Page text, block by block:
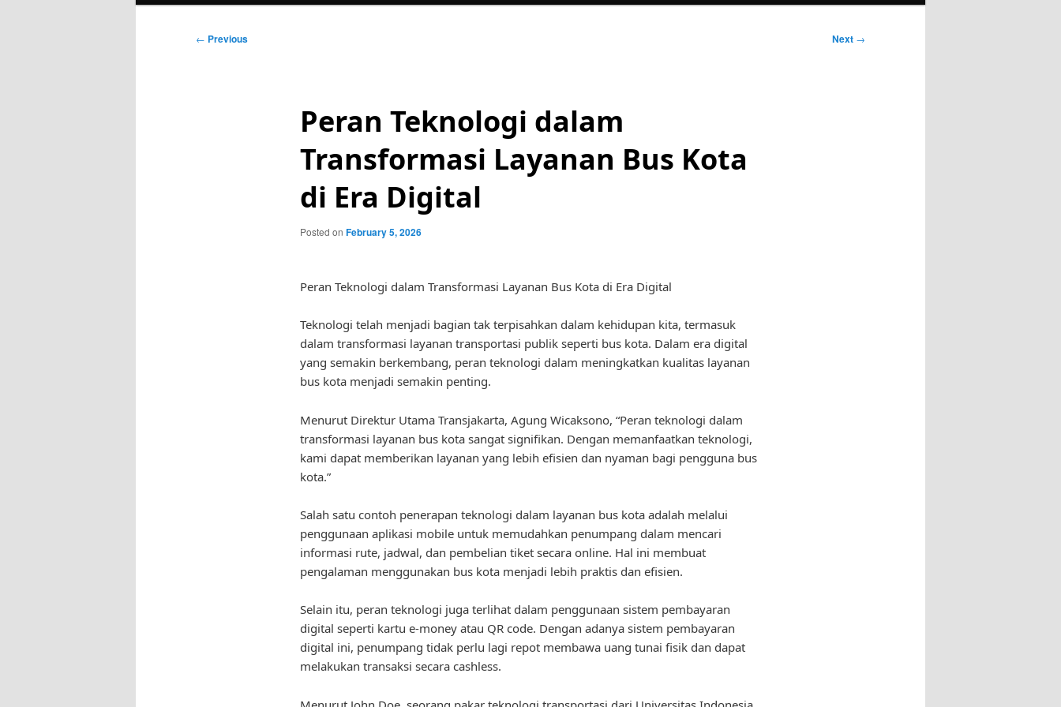
Post
← Previous Next →
Peran Teknologi dalam
Transformasi Layanan Bus Kota
di Era Digital
Posted on February 5, 2026
Peran Teknologi dalam Transformasi Layanan Bus Kota di Era Digital
Teknologi telah menjadi bagian tak terpisahkan dalam kehidupan kita, termasuk
dalam transformasi layanan transportasi publik seperti bus kota. Dalam era digital
yang semakin berkembang, peran teknologi dalam meningkatkan kualitas layanan
bus kota menjadi semakin penting.
Menurut Direktur Utama Transjakarta, Agung Wicaksono, “Peran teknologi dalam
transformasi layanan bus kota sangat signifikan. Dengan memanfaatkan teknologi,
kami dapat memberikan layanan yang lebih efisien dan nyaman bagi pengguna bus
kota.”
Salah satu contoh penerapan teknologi dalam layanan bus kota adalah melalui
penggunaan aplikasi mobile untuk memudahkan penumpang dalam mencari
informasi rute, jadwal, dan pembelian tiket secara online. Hal ini membuat
pengalaman menggunakan bus kota menjadi lebih praktis dan efisien.
Selain itu, peran teknologi juga terlihat dalam penggunaan sistem pembayaran
digital seperti kartu e-money atau QR code. Dengan adanya sistem pembayaran
digital ini, penumpang tidak perlu lagi repot membawa uang tunai fisik dan dapat
melakukan transaksi secara cashless.